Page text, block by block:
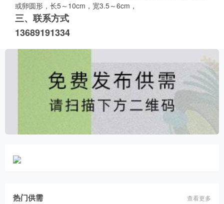
或卵圆形，长5～10cm，宽3.5～6cm，
三、联系方式
13689191334
热门供需 查看更多